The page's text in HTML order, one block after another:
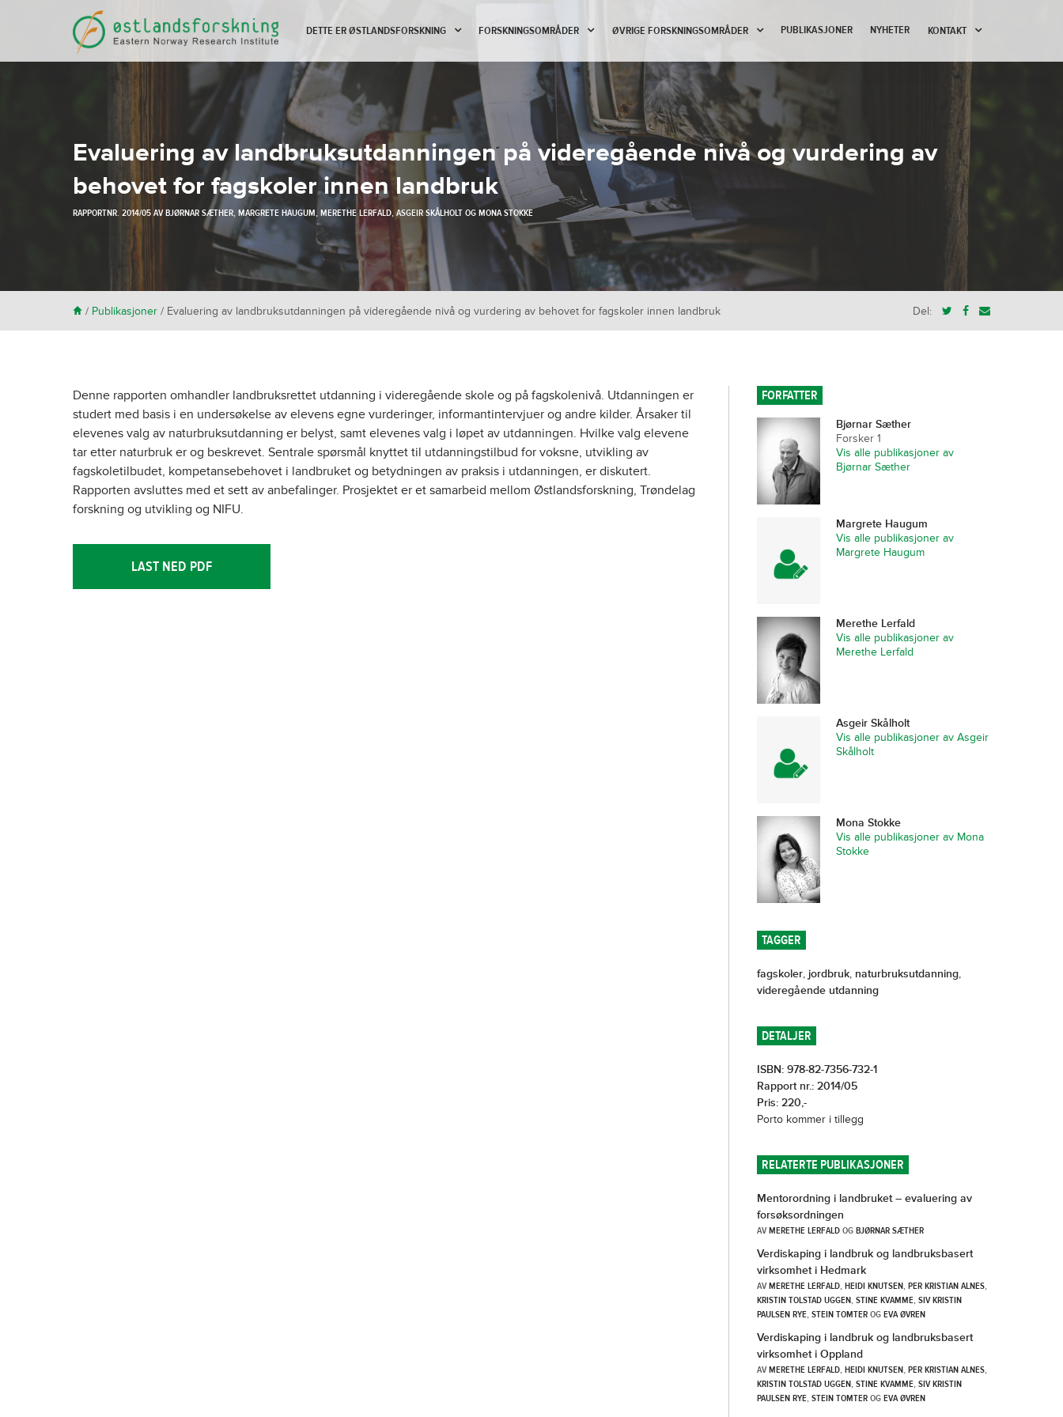
DETTE ER ØSTLANDSFORSKNING FORSKNINGSOMRÅDER ØVRIGE FORSKNINGSOMRÅDER PUBLIKASJONER NYHETER KONTAKT
Evaluering av landbruksutdanningen på videregående nivå og vurdering av
behovet for fagskoler innen landbruk
RAPPORTNR. 2014/05 AVBJØRNAR SÆTHER,MARGRETE HAUGUM,MERETHE LERFALD,ASGEIR SKÅLHOLTOGMONA STOKKE
H / Publikasjoner / Evaluering av landbruksutdanningen på videregående nivå og vurdering av behovet for fagskoler innen landbruk Del:
Denne rapporten omhandler landbruksrettet utdanning i videregående skole og på fagskolenivå. Utdanningen er
studert med basis i en undersøkelse av elevens egne vurderinger, informantintervjuer og andre kilder. Årsaker til
elevenes valg av naturbruksutdanning er belyst, samt elevenes valg i løpet av utdanningen. Hvilke valg elevene
tar etter naturbruk er og beskrevet. Sentrale spørsmål knyttet til utdanningstilbud for voksne, utvikling av
fagskoletilbudet, kompetansebehovet i landbruket og betydningen av praksis i utdanningen, er diskutert.
Rapporten avsluttes med et sett av anbefalinger. Prosjektet er et samarbeid mellom Østlandsforskning, Trøndelag
forskning og utvikling og NIFU.
LAST NED PDF
FORFATTER
Bjørnar Sæther
Forsker 1
Vis alle publikasjoner av
Bjørnar Sæther
Margrete Haugum
Vis alle publikasjoner av
Margrete Haugum
Merethe Lerfald
Vis alle publikasjoner av
Merethe Lerfald
Asgeir Skålholt
Vis alle publikasjoner av Asgeir
Skålholt
Mona Stokke
Vis alle publikasjoner av Mona
Stokke
TAGGER
fagskoler, jordbruk, naturbruksutdanning,
videregående utdanning
DETALJER
ISBN: 978-82-7356-732-1
Rapport nr.: 2014/05
Pris: 220,-
Porto kommer i tillegg
RELATERTE PUBLIKASJONER
Mentorordning i landbruket – evaluering av
forsøksordningen
AVMERETHE LERFALDOGBJØRNAR SÆTHER
Verdiskaping i landbruk og landbruksbasert
virksomhet i Hedmark
AVMERETHE LERFALD,HEIDI KNUTSEN,PER KRISTIAN ALNES,
KRISTIN TOLSTAD UGGEN,STINE KVAMME,SIV KRISTIN
PAULSEN RYE,STEIN TOMTEROGEVA ØVREN
Verdiskaping i landbruk og landbruksbasert
virksomhet i Oppland
AVMERETHE LERFALD,HEIDI KNUTSEN,PER KRISTIAN ALNES,
KRISTIN TOLSTAD UGGEN,STINE KVAMME,SIV KRISTIN
PAULSEN RYE,STEIN TOMTEROGEVA ØVREN